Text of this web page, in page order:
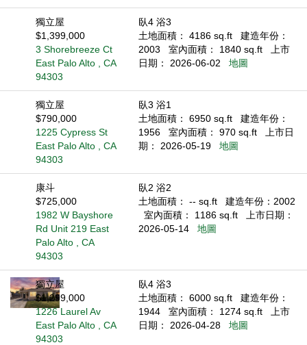
獨立屋
$1,399,000
3 Shorebreeze Ct
East Palo Alto , CA
94303
臥4 浴3
土地面積： 4186 sq.ft
建造年份：
2003
室內面積： 1840 sq.ft
上市
日期： 2026-06-02
地圖
獨立屋
$790,000
1225 Cypress St
East Palo Alto , CA
94303
臥3 浴1
土地面積： 6950 sq.ft
建造年份：
1956
室內面積： 970 sq.ft
上市日
期： 2026-05-19
地圖
康斗
$725,000
1982 W Bayshore
Rd Unit 219 East
Palo Alto , CA
94303
臥2 浴2
土地面積： -- sq.ft
建造年份：2002
室內面積： 1186 sq.ft
上市日期：
2026-05-14
地圖
獨立屋
$1,299,000
1226 Laurel Av
East Palo Alto , CA
94303
臥4 浴3
土地面積： 6000 sq.ft
建造年份：
1944
室內面積： 1274 sq.ft
上市
日期： 2026-04-28
地圖